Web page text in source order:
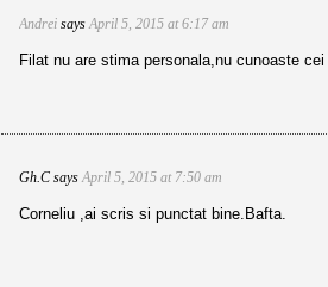
Andrei says April 5, 2015 at 6:17 am
Filat nu are stima personala,nu cunoaste
Gh.C says April 5, 2015 at 7:50 am
Corneliu ,ai scris si punctat bine.Bafta.